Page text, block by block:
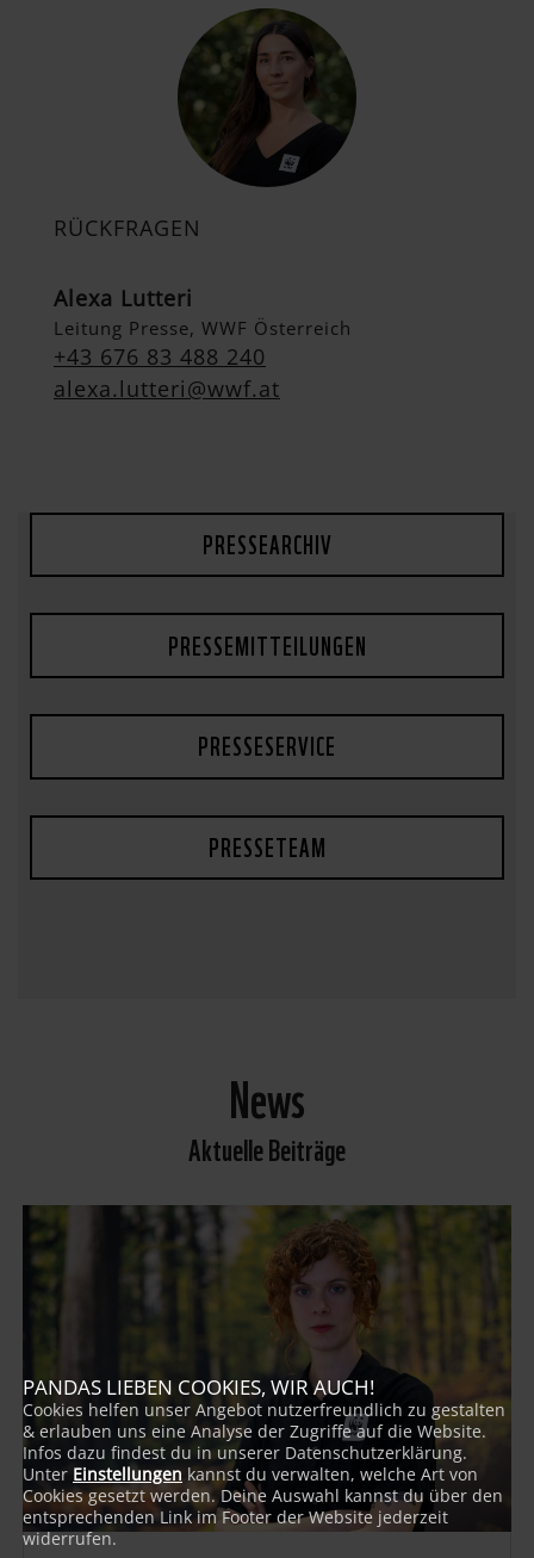
RÜCKFRAGEN
Alexa Lutteri
Leitung Presse, WWF Österreich
+43 676 83 488 240
alexa.lutteri@wwf.at
PRESSEARCHIV
PRESSEMITTEILUNGEN
PRESSESERVICE
PRESSETEAM
News
Aktuelle Beiträge
PANDAS LIEBEN COOKIES, WIR AUCH!
Cookies helfen unser Angebot nutzerfreundlich zu gestalten
& erlauben uns eine Analyse der Zugriffe auf die Website.
Infos dazu findest du in unserer Datenschutzerklärung.
Unter Einstellungen kannst du verwalten, welche Art von
Cookies gesetzt werden. Deine Auswahl kannst du über den
entsprechenden Link im Footer der Website jederzeit
widerrufen.